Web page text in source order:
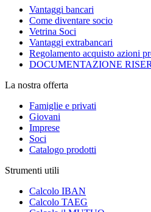
Vantaggi bancari
Come diventare socio
Vetrina Soci
Vantaggi extrabancari
Regolamento acquisto azioni
DOCUMENTAZIONE
La nostra offerta
Famiglie e privati
Giovani
Imprese
Soci
Catalogo prodotti
Strumenti utili
Calcolo IBAN
Calcolo TAEG